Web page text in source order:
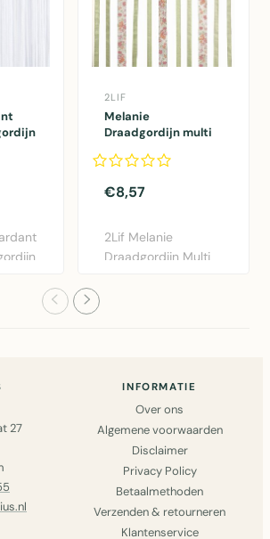
2LIF
Melanie
Draadgordijn multi
€8,57
2Lif Melanie
Draadgordijn Multi
27
INFORMATIE
Over ons
Algemene voorwaarden
Disclaimer
Privacy Policy
Betaalmethoden
Verzenden & retourneren
Klantenservice